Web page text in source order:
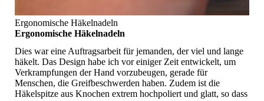
Ergonomische Häkelnadeln
Ergonomische Häkelnadeln
Dies war eine Auftragsarbeit für jemanden, der viel und lange
häkelt. Das Design habe ich vor einiger Zeit entwickelt, um
Verkrampfungen der Hand vorzubeugen, gerade für
Menschen, die Greifbeschwerden haben. Zudem ist die
Häkelspitze aus Knochen extrem hochpoliert und glatt, so dass